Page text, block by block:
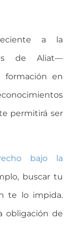
a la
de Aliat—
formación en
permitirá ser
bajo la
buscar tu
te lo impida.
obligación de